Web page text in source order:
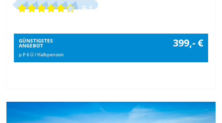
5.1
GÜNSTIGSTES
ANGEBOT 399,- €
p.P. 6 Ü / Halbpension